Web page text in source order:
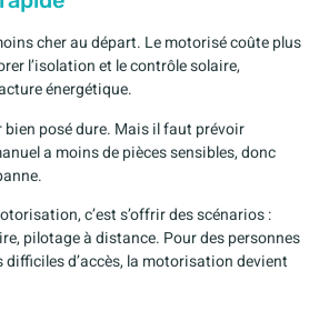
cher au départ. Le motorisé coûte plus
l’isolation et le contrôle solaire,
énergétique.
posé dure. Mais il faut prévoir
a moins de pièces sensibles, donc
c’est s’offrir des scénarios :
pilotage à distance. Pour des personnes
difficiles d’accès, la motorisation devient